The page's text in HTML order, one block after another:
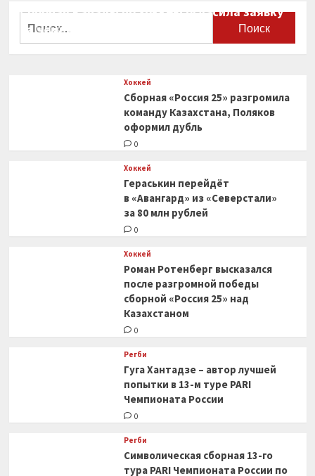
Сборная Канады по хоккею огласила заявку
на чемпионат мира
Хоккей
Сборная «Россия 25» разгромила
команду Казахстана, Поляков
оформил дубль
0
Хоккей
Гераськин перейдёт
в «Авангард» из «Северстали»
за 80 млн рублей
0
Хоккей
Роман Ротенберг высказался
после разгромной победы
сборной «Россия 25» над
Казахстаном
0
Регби
Гуга Хантадзе – автор лучшей
попытки в 13-м туре PARI
Чемпионата России
0
Регби
Символическая сборная 13-го
тура PARI Чемпионата России по